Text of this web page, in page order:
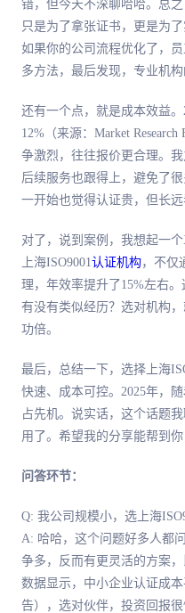
错，但今天不深聊哈哈。总之
只是为了拿张证书，更是为
如果你的公司流程优化了，
多方法，最后发现，专业机构
还有一个点，就是成本效益
12%（来源：Market
争激烈，往往报价更合理。
后续服务也跟得上，避免了
一开始也觉得认证贵，但长
对了，说到案例，我想起一
上海ISO9001 认证机构，不仅
理，年效率提升了15%左右
有没有类似经历？选对机构
功倍。
最后，总结一下，选择上海
快速、成本可控。2025年，
占先机。说实话，这个话题
用了。希望我的分享能帮到你
问答环节：
Q: 我公司规模小，选上海
A: 哈哈，这个问题好多人都
争多，反而有更灵活的方案
数据显示，中小企业认证成
告），选对伙伴，投资回报很